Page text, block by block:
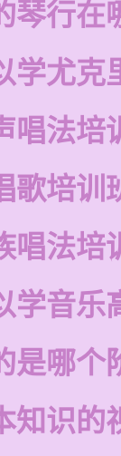
琴行在
学尤克
唱法培
歌培训
唱法培
学音乐
是哪个
知识的